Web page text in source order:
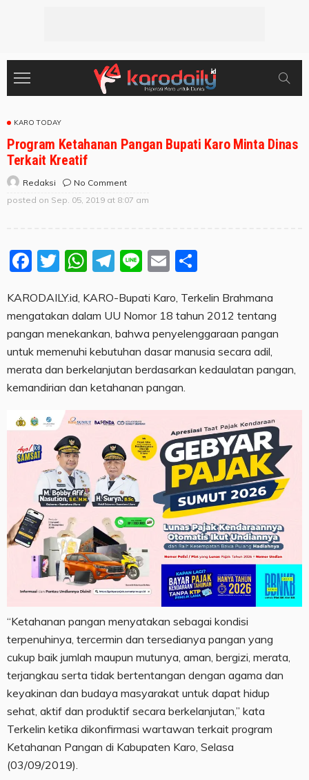
KARO TODAY
Program Ketahanan Pangan Bupati Karo Minta Dinas
Terkait Kreatif
Redaksi
No Comment
posted on Sep. 05, 2019 at 8:07 am
Facebook
Twitter
WhatsApp
Telegram
LineEmail
KARODAILY.id, KARO-Bupati Karo, Terkelin Brahmana
mengatakan dalam UU Nomor 18 tahun 2012 tentang
pangan menekankan, bahwa penyelenggaraan pangan
untuk memenuhi kebutuhan dasar manusia secara adil,
merata dan berkelanjutan berdasarkan kedaulatan pangan,
kemandirian dan ketahanan pangan.
“Ketahanan pangan menyatakan sebagai kondisi
terpenuhinya, tercermin dan tersedianya pangan yang
cukup baik jumlah maupun mutunya, aman, bergizi, merata,
terjangkau serta tidak bertentangan dengan agama dan
keyakinan dan budaya masyarakat untuk dapat hidup
sehat, aktif dan produktif secara berkelanjutan,” kata
Terkelin ketika dikonfirmasi wartawan terkait program
Ketahanan Pangan di Kabupaten Karo, Selasa
(03/09/2019).